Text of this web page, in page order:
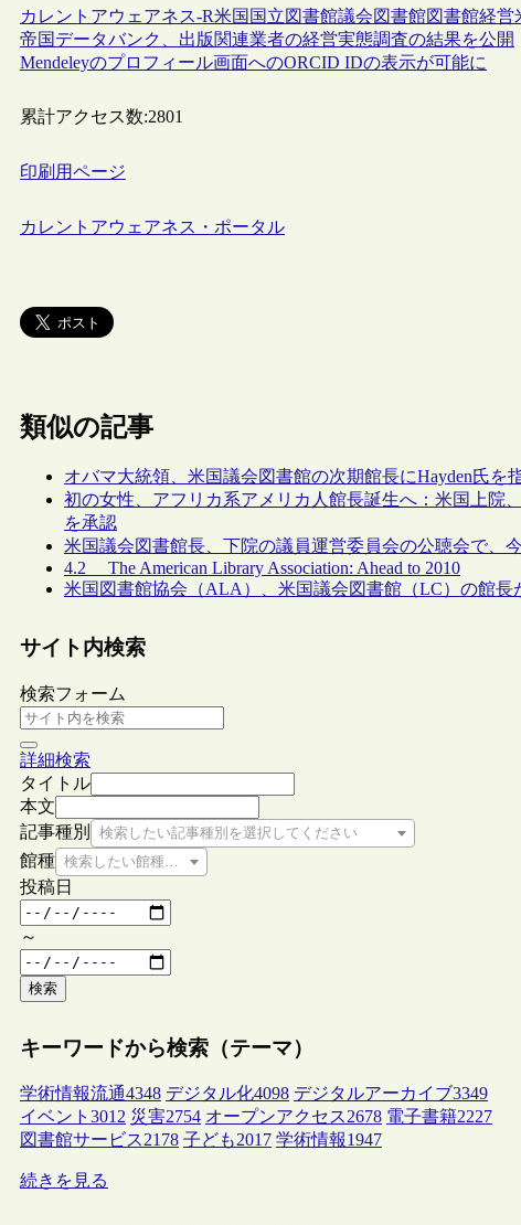
カレントアウェアネス-R米国 国立図書館議会図書館図書館経営
帝国データバンク、出版関連業者の経営実態調査の結果を公開
Mendeleyのプロフィール画面へのORCID IDの表示が可能に
累計アクセス数:2801
印刷用ページ
カレントアウェアネス・ポータル
類似の記事
オバマ大統領、米国議会図書館の次期館長にHayden氏を
初の女性、アフリカ系アメリカ人館長誕生へ：米国上院
を承認
米国議会図書館長、下院の議員運営委員会の公聴会で、
4.2 The American Library Association: Ahead to 2010
米国図書館協会（ALA）、米国議会図書館（LC）の館
サイト内検索
検索フォーム
詳細検索
タイトル
本文
記事種別
検索したい記事種別を選択してください
館種 検索したい館種を選択してください
投稿日
～
検索
キーワードから検索（テーマ）
学術情報流通4348 デジタル化4098 デジタルアーカイブ3349
イベント 3012 災害2754 オープンアクセス2678 電子書籍2227
図書館サービス2178 子ども2017 学術情報1947
続きを見る